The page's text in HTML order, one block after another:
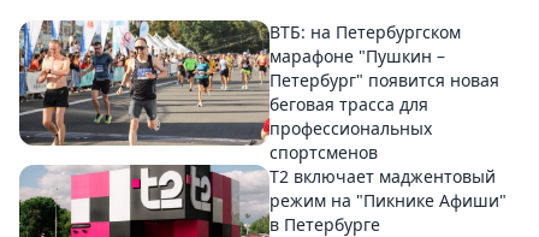
ВТБ: на Петербургском
марафоне "Пушкин –
Петербург" появится новая
беговая трасса для
профессиональных
спортсменов
Т2 включает маджентовый
режим на "Пикнике Афиши"
в Петербурге